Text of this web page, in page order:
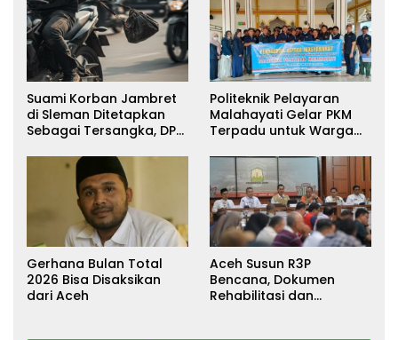
Suami Korban Jambret
di Sleman Ditetapkan
Sebagai Tersangka, DPR
Keadilan
Politeknik Pelayaran
Malahayati Gelar PKM
Terpadu untuk Warga
Pidie Jaya
Gerhana Bulan Total
2026 Bisa Disaksikan
dari Aceh
Aceh Susun R3P
Bencana, Dokumen
Rehabilitasi dan